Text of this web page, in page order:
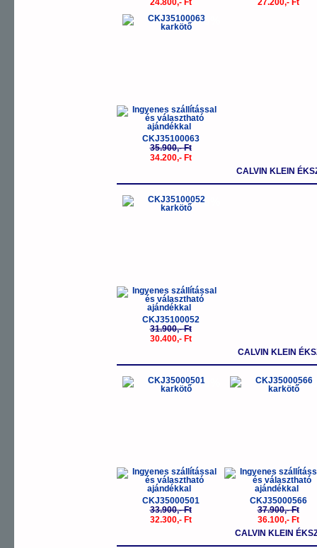
24.800,- Ft 27.200,- Ft
-5%
CKJ35100063
35.900,- Ft
34.200,- Ft
CALVIN KLEIN
-5%
CKJ35100052
31.900,- Ft
30.400,- Ft
CALVIN KLEIN
-5%
CKJ35000501
33.900,- Ft
32.300,- Ft
-
CKJ35000566
37.900,- Ft
36.100,- Ft
CALVIN KLEIN